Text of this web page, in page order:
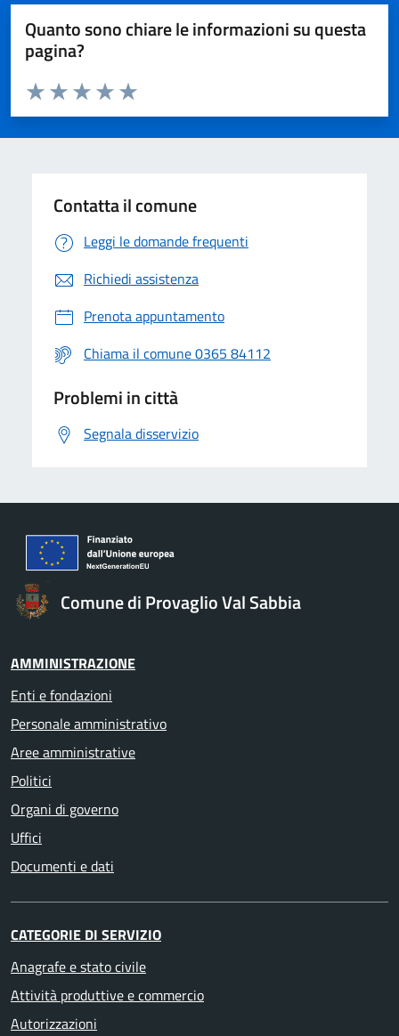
Quanto sono chiare le informazioni su questa
pagina?
Valuta da 1 a 5 stelle la pagina
Valuta 5 stelle su 5
Valuta 4 stelle su 5
Valuta 3 stelle su 5
Valuta 2 stelle su 5
Valuta 1 stelle su 5
Contatta il comune
Leggi le domande frequenti
Richiedi assistenza
Prenota appuntamento
Chiama il comune 0365 84112
Problemi in città
Segnala disservizio
Comune di Provaglio Val Sabbia
AMMINISTRAZIONE
Enti e fondazioni
Personale amministrativo
Aree amministrative
Politici
Organi di governo
Uffici
Documenti e dati
CATEGORIE DI SERVIZIO
Anagrafe e stato civile
Attività produttive e commercio
Autorizzazioni